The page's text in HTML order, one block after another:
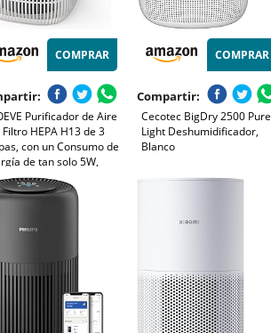
COMPRAR
Purificador de Aire
HEPA H13 de 3
con un Consumo de
de tan solo 5W,
a 22db con
Combate el Polen,
COMPRAR
Compartir:
Cecotec BigDry 2500 Pure
Light Deshumidificador,
Blanco